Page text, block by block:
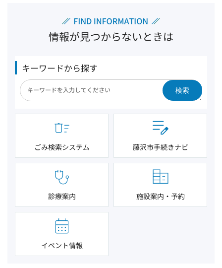
情報が見つからないときは
キーワードから探す
検索
ごみ検索システム 藤沢市手続きナビ
診療案内 施設案内・予約
イベント情報